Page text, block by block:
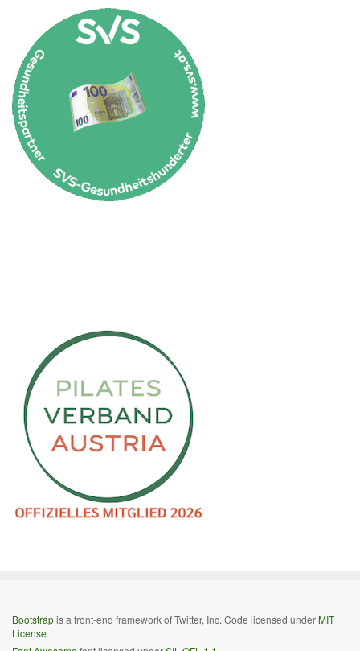
Bootstrapis a front-end framework of Twitter, Inc. Code licensed underMIT
License.